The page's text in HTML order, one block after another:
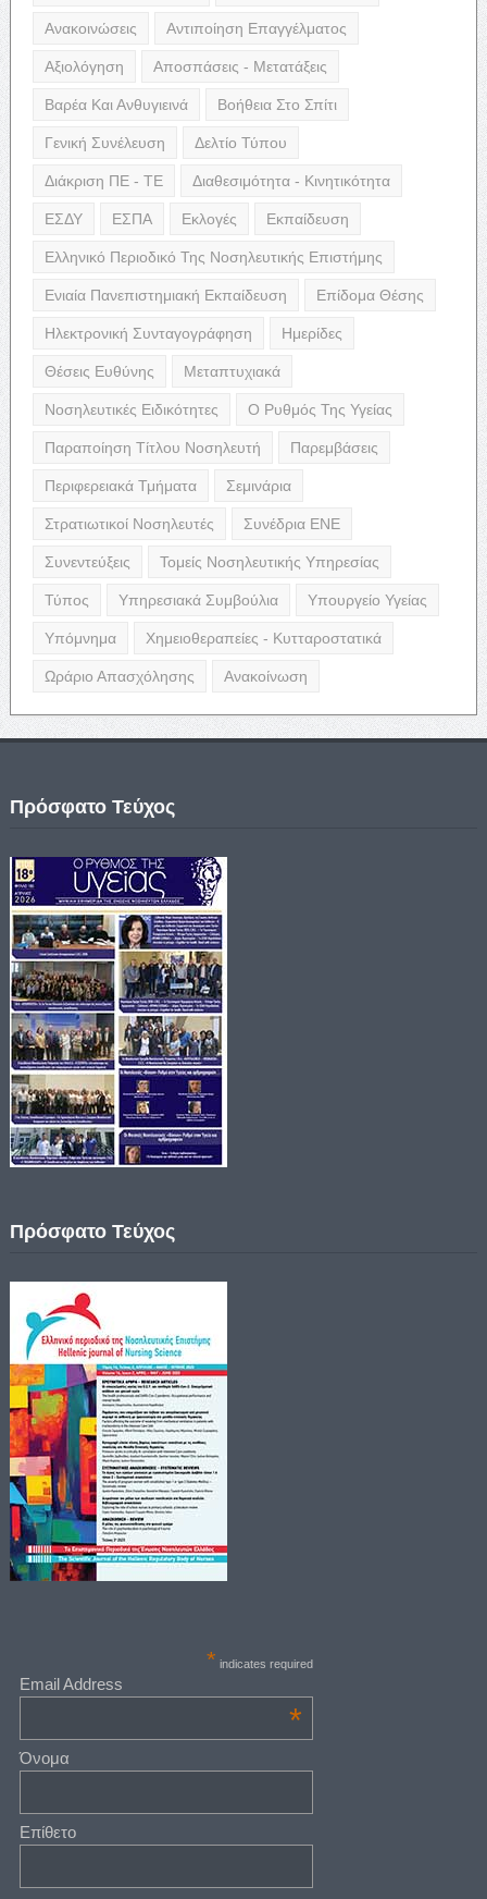
Ανακοινώσεις Αντιποίηση Επαγγέλματος
Αξιολόγηση Αποσπάσεις - Μετατάξεις
Βαρέα Και Ανθυγιεινά Βοήθεια Στο Σπίτι
Γενική Συνέλευση Δελτίο Τύπου
Διάκριση ΠΕ - ΤΕ Διαθεσιμότητα - Κινητικότητα
ΕΣΔΥ ΕΣΠΑ Εκλογές Εκπαίδευση
Ελληνικό Περιοδικό Της Νοσηλευτικής Επιστήμης
Ενιαία Πανεπιστημιακή Εκπαίδευση Επίδομα Θέσης
Ηλεκτρονική Συνταγογράφηση Ημερίδες
Θέσεις Ευθύνης Μεταπτυχιακά
Νοσηλευτικές Ειδικότητες Ο Ρυθμός Της Υγείας
Παραποίηση Τίτλου Νοσηλευτή Παρεμβάσεις
Περιφερειακά Τμήματα Σεμινάρια
Στρατιωτικοί Νοσηλευτές Συνέδρια ΕΝΕ
Συνεντεύξεις Τομείς Νοσηλευτικής Υπηρεσίας
Τύπος Υπηρεσιακά Συμβούλια Υπουργείο Υγείας
Υπόμνημα Χημειοθεραπείες - Κυτταροστατικά
Ωράριο Απασχόλησης Ανακοίνωση
Πρόσφατο Τεύχος
Πρόσφατο Τεύχος
* indicates required
Email Address
*
Όνομα
Επίθετο